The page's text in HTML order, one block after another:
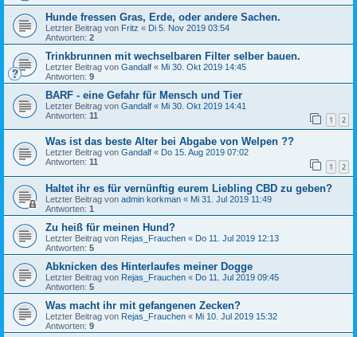
Hunde fressen Gras, Erde, oder andere Sachen.
Letzter Beitrag von Fritz « Di 5. Nov 2019 03:54
Antworten: 2
Trinkbrunnen mit wechselbaren Filter selber bauen.
Letzter Beitrag von Gandalf « Mi 30. Okt 2019 14:45
Antworten: 9
BARF - eine Gefahr für Mensch und Tier
Letzter Beitrag von Gandalf « Mi 30. Okt 2019 14:41
Antworten: 11 1 2
Was ist das beste Alter bei Abgabe von Welpen ??
Letzter Beitrag von Gandalf « Do 15. Aug 2019 07:02
Antworten: 11 1 2
Haltet ihr es für vernünftig eurem Liebling CBD zu geben?
Letzter Beitrag von admin korkman « Mi 31. Jul 2019 11:49
Antworten: 1
Zu heiß für meinen Hund?
Letzter Beitrag von Rejas_Frauchen « Do 11. Jul 2019 12:13
Antworten: 5
Abknicken des Hinterlaufes meiner Dogge
Letzter Beitrag von Rejas_Frauchen « Do 11. Jul 2019 09:45
Antworten: 5
Was macht ihr mit gefangenen Zecken?
Letzter Beitrag von Rejas_Frauchen « Mi 10. Jul 2019 15:32
Antworten: 9